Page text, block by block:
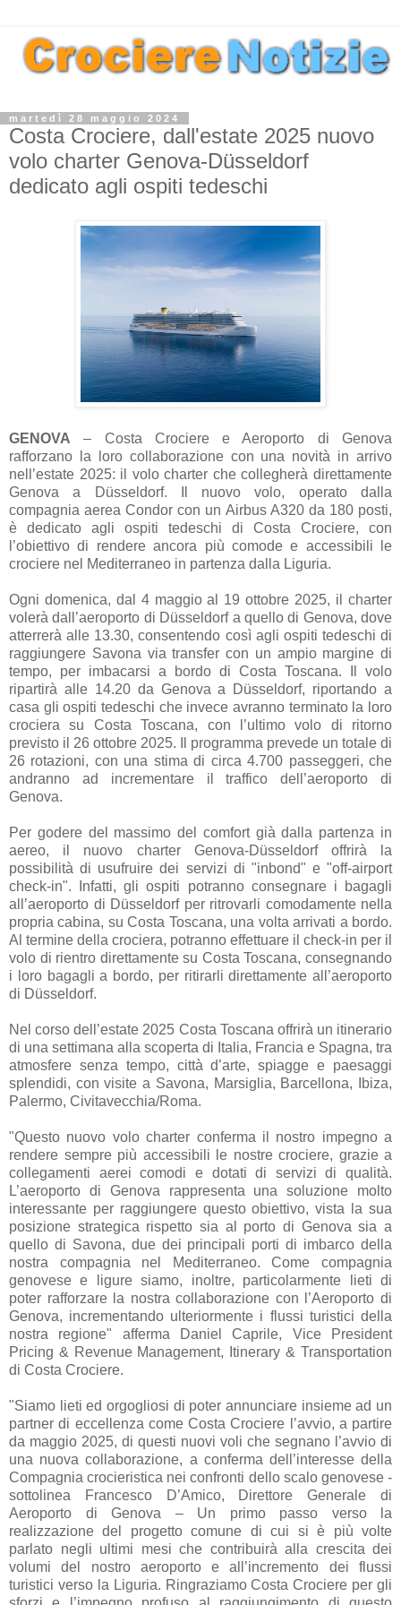
martedì 28 maggio 2024
Costa Crociere, dall'estate 2025 nuovo
volo charter Genova-Düsseldorf
dedicato agli ospiti tedeschi
GENOVA – Costa Crociere e Aeroporto di Genova
rafforzano la loro collaborazione con una novità in arrivo
nell’estate 2025: il volo charter che collegherà direttamente
Genova a Düsseldorf. Il nuovo volo, operato dalla
compagnia aerea Condor con un Airbus A320 da 180 posti,
è dedicato agli ospiti tedeschi di Costa Crociere, con
l’obiettivo di rendere ancora più comode e accessibili le
crociere nel Mediterraneo in partenza dalla Liguria.
Ogni domenica, dal 4 maggio al 19 ottobre 2025, il charter
volerà dall’aeroporto di Düsseldorf a quello di Genova, dove
atterrerà alle 13.30, consentendo così agli ospiti tedeschi di
raggiungere Savona via transfer con un ampio margine di
tempo, per imbacarsi a bordo di Costa Toscana. Il volo
ripartirà alle 14.20 da Genova a Düsseldorf, riportando a
casa gli ospiti tedeschi che invece avranno terminato la loro
crociera su Costa Toscana, con l’ultimo volo di ritorno
previsto il 26 ottobre 2025. Il programma prevede un totale di
26 rotazioni, con una stima di circa 4.700 passeggeri, che
andranno ad incrementare il traffico dell’aeroporto di
Genova.
Per godere del massimo del comfort già dalla partenza in
aereo, il nuovo charter Genova-Düsseldorf offrirà la
possibilità di usufruire dei servizi di "inbond" e "off-airport
check-in". Infatti, gli ospiti potranno consegnare i bagagli
all’aeroporto di Düsseldorf per ritrovarli comodamente nella
propria cabina, su Costa Toscana, una volta arrivati a bordo.
Al termine della crociera, potranno effettuare il check-in per il
volo di rientro direttamente su Costa Toscana, consegnando
i loro bagagli a bordo, per ritirarli direttamente all’aeroporto
di Düsseldorf.
Nel corso dell’estate 2025 Costa Toscana offrirà un itinerario
di una settimana alla scoperta di Italia, Francia e Spagna, tra
atmosfere senza tempo, città d’arte, spiagge e paesaggi
splendidi, con visite a Savona, Marsiglia, Barcellona, Ibiza,
Palermo, Civitavecchia/Roma.
"Questo nuovo volo charter conferma il nostro impegno a
rendere sempre più accessibili le nostre crociere, grazie a
collegamenti aerei comodi e dotati di servizi di qualità.
L’aeroporto di Genova rappresenta una soluzione molto
interessante per raggiungere questo obiettivo, vista la sua
posizione strategica rispetto sia al porto di Genova sia a
quello di Savona, due dei principali porti di imbarco della
nostra compagnia nel Mediterraneo. Come compagnia
genovese e ligure siamo, inoltre, particolarmente lieti di
poter rafforzare la nostra collaborazione con l’Aeroporto di
Genova, incrementando ulteriormente i flussi turistici della
nostra regione" afferma Daniel Caprile, Vice President
Pricing & Revenue Management, Itinerary & Transportation
di Costa Crociere.
"Siamo lieti ed orgogliosi di poter annunciare insieme ad un
partner di eccellenza come Costa Crociere l’avvio, a partire
da maggio 2025, di questi nuovi voli che segnano l’avvio di
una nuova collaborazione, a conferma dell’interesse della
Compagnia crocieristica nei confronti dello scalo genovese -
sottolinea Francesco D’Amico, Direttore Generale di
Aeroporto di Genova – Un primo passo verso la
realizzazione del progetto comune di cui si è più volte
parlato negli ultimi mesi che contribuirà alla crescita dei
volumi del nostro aeroporto e all’incremento dei flussi
turistici verso la Liguria. Ringraziamo Costa Crociere per gli